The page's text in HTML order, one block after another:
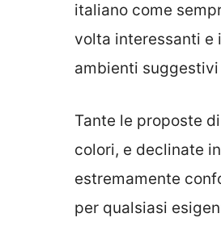
italiano come
volta interessanti e
ambienti
Tante le proposte di
colori, e declinate
estremamente
per qualsiasi